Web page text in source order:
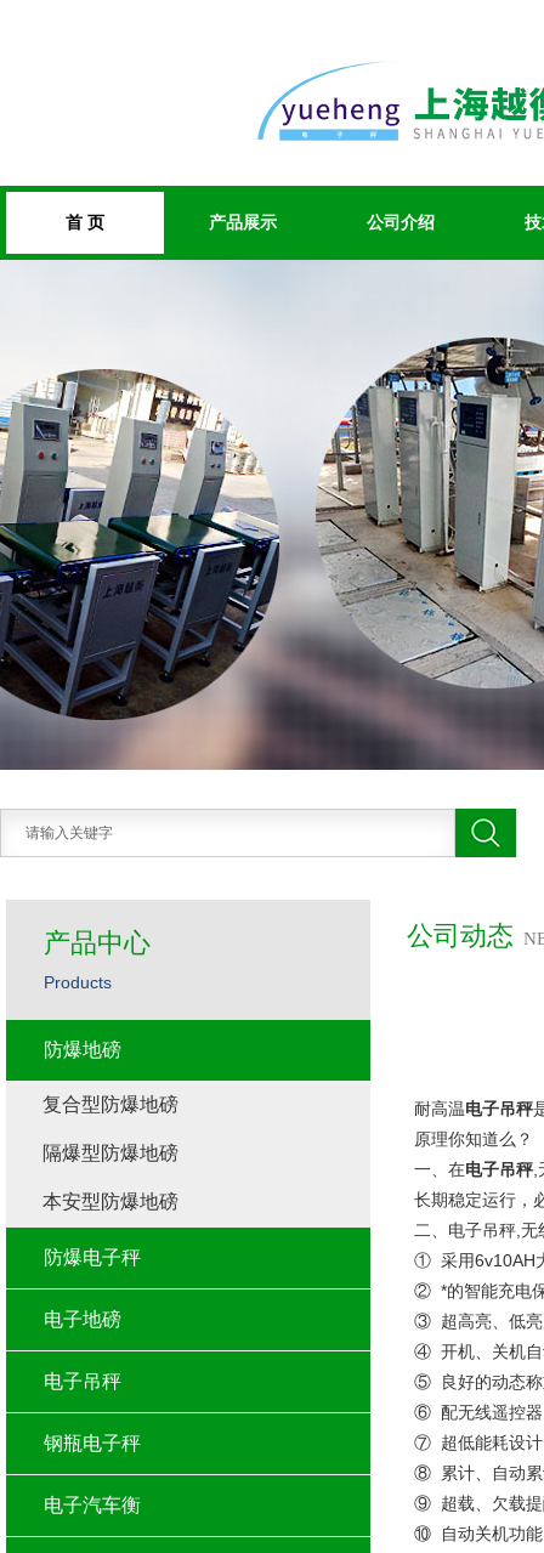
首 页 产品展示 公司介绍
公司动态
耐高温电子吊秤
原理你知道么？
一、在电子吊秤
长期稳定运行，
二、电子吊秤,
① 采用6v10AH
② *的智能充电
③ 超高亮、低亮
④ 开机、关机自
⑤ 良好的动态称
⑥ 配无线遥控器
⑦ 超低能耗设计
⑧ 累计、自动累
⑨ 超载、欠载提
⑩ 自动关机功能
产品中心
Products
防爆地磅
复合型防爆地磅
隔爆型防爆地磅
本安型防爆地磅
防爆电子秤
电子地磅
电子吊秤
钢瓶电子秤
电子汽车衡